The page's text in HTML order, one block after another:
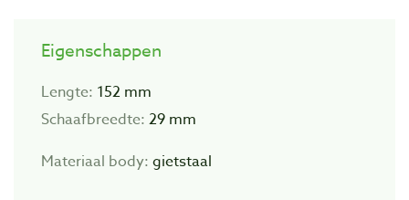
Eigenschappen
Lengte: 152 mm
Schaafbreedte: 29 mm
Materiaal body: gietstaal